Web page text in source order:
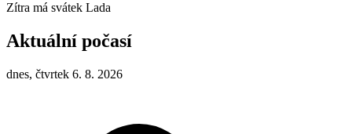
Zítra má svátek Lada
Aktuální počasí
dnes, čtvrtek 6. 8. 2026